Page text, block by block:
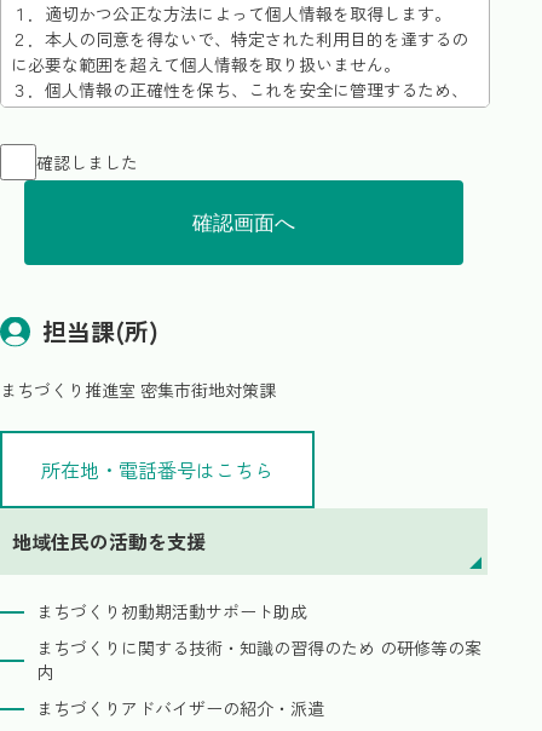
地域住民の活動を支援
まちづくり初動期活動サポート助成
まちづくりに関する技術・知識の習得のため の研修等の案
内
まちづくりアドバイザーの紹介・派遣
１．適切かつ公正な方法によって個人情報を取得します。
２．本人の同意を得ないで、特定された利用目的を達するの
に必要な範囲を超えて個人情報を取り扱いません。
３．個人情報の正確性を保ち、これを安全に管理するため、
個人情報への不正アクセス、流用、破壊、改さんおよび漏洩
等を防止するための各種セキュリティ対策を講じます。
４．法令に定める場合を除き、本人の同意を得ることなく、
個人情報を第三者に提供しません。
５．お客様ご自身の個人データについて開示等をめられたと
いただきます。
適切かつ迅速に対応します。
確認しました
担当課(所)
まちづくり推進室 密集市街地対策課
所在地・電話番号はこちら